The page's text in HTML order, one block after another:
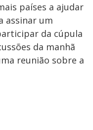
países a ajudar
assinar um
da cúpula
da manhã
reunião sobre a